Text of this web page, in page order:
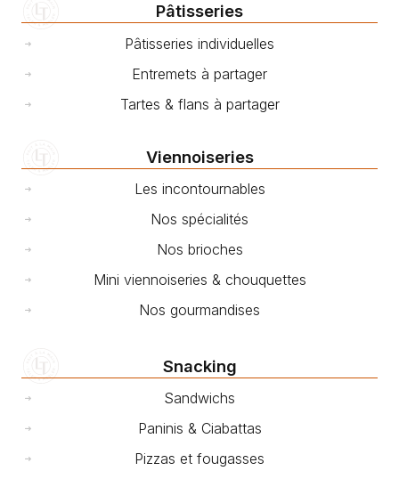
Pâtisseries
Pâtisseries individuelles
Entremets à partager
Tartes & flans à partager
Viennoiseries
Les incontournables
Nos spécialités
Nos brioches
Mini viennoiseries & chouquettes
Nos gourmandises
Snacking
Sandwichs
Paninis & Ciabattas
Pizzas et fougasses